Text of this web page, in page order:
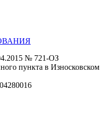
№ 721-ОЗ
пункта в Износковском